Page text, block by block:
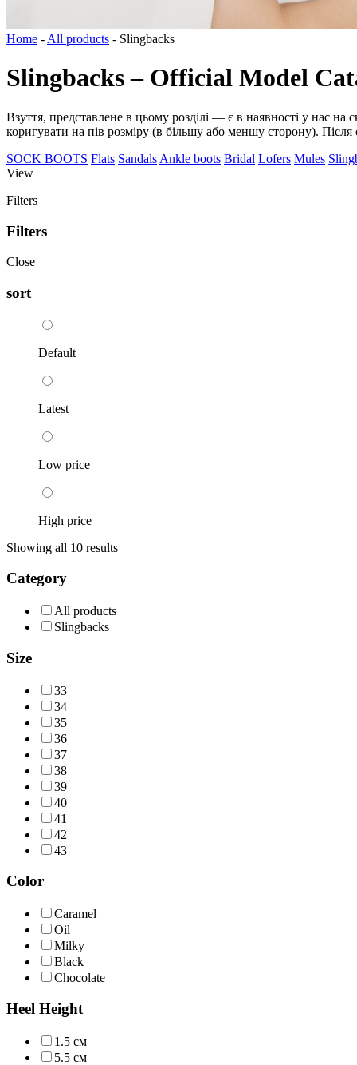
Home - All products - Slingbacks
Slingbacks – Official Model
Взуття, представлене в цьому розділі — є в наявності у нас
коригувати на пів розміру (в більшу або меншу сторону).
SOCK BOOTS Flats Sandals Ankle boots Bridal Lofers Mules
View
Filters
Filters
Close
sort
Default
Latest
Low price
High price
Showing all 10 results
Category
All products
Slingbacks
Size
33
34
35
36
37
38
39
40
41
42
43
Color
Caramel
Oil
Milky
Black
Chocolate
Heel Height
1.5 см
5.5 см